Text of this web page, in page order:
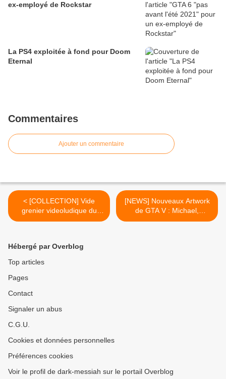
ex-employé de Rockstar
La PS4 exploitée à fond pour Doom
Eternal
Commentaires
Ajouter un commentaire
< [COLLECTION] Vide
grenier videoludique du
12/05/2013
[NEWS] Nouveaux Artwork
de GTA V : Michael,
Franklin et Trevor >
Hébergé par Overblog
Top articles
Pages
Contact
Signaler un abus
C.G.U.
Cookies et données personnelles
Préférences cookies
Voir le profil de dark-messiah sur le portail Overblog